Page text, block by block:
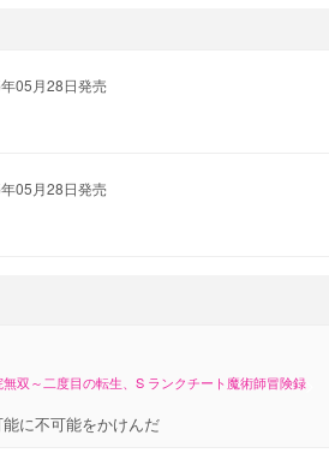
05月28日発売
05月28日発売
双～二度目の転生、S ランクチート魔術師冒険録
に不可能をかけんだ